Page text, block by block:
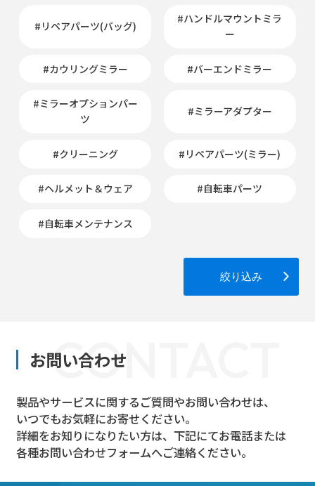
#リペアパーツ(バッグ)
#ハンドルマウントミラ
ー
#カウリングミラー #バーエンドミラー
#ミラーオプションパー
ツ
#ミラーアダプター
#クリーニング #リペアパーツ(ミラー)
#ヘルメット＆ウェア #自転車パーツ
#自転車メンテナンス
絞り込み
CONTACT
お問い合わせ
製品やサービスに関するご質問やお問い合わせは、
いつでもお気軽にお寄せください。
詳細をお知りになりたい方は、下記にてお電話または
各種お問い合わせフォームへご連絡ください。